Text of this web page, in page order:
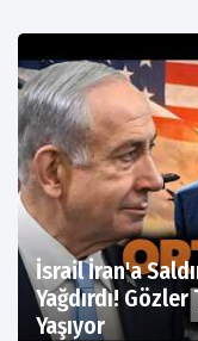
İsrail İran'a
Yağdırdı!
Yaşıyor